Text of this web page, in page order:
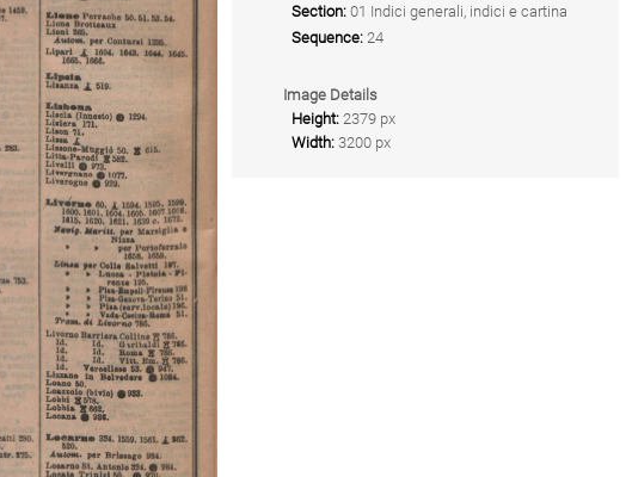
Section: 01 Indici generali, indici e cartina
Sequence: 24
Image Details
Height: 2379 px
Width: 3200 px